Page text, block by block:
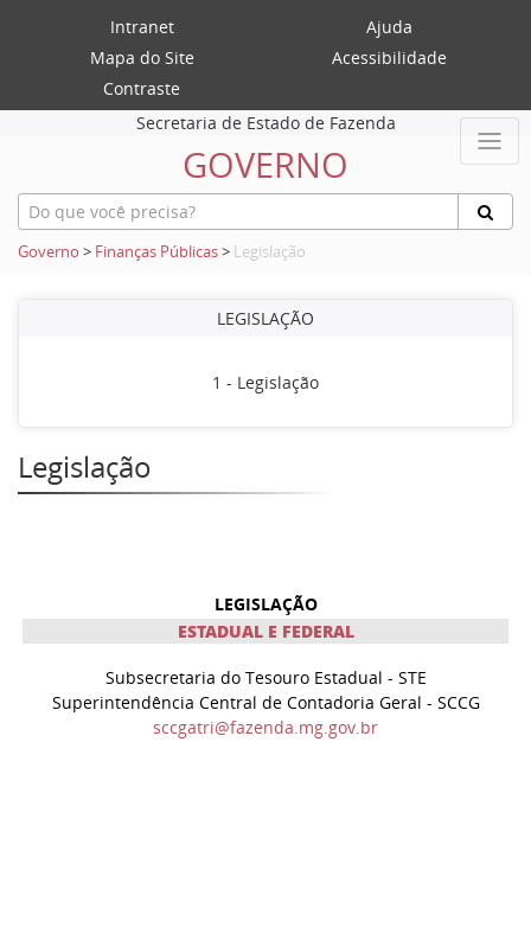
Intranet
Ajuda
Mapa do Site
Acessibilidade
Contraste
Secretaria de Estado de Fazenda
GOVERNO
Governo > Finanças Públicas> Legislação
LEGISLAÇÃO
1 - Legislação
Legislação
LEGISLAÇÃO
ESTADUAL E FEDERAL
Subsecretaria do Tesouro Estadual - STE
Superintendência Central de Contadoria Geral - SCCG
sccgatri@fazenda.mg.gov.br